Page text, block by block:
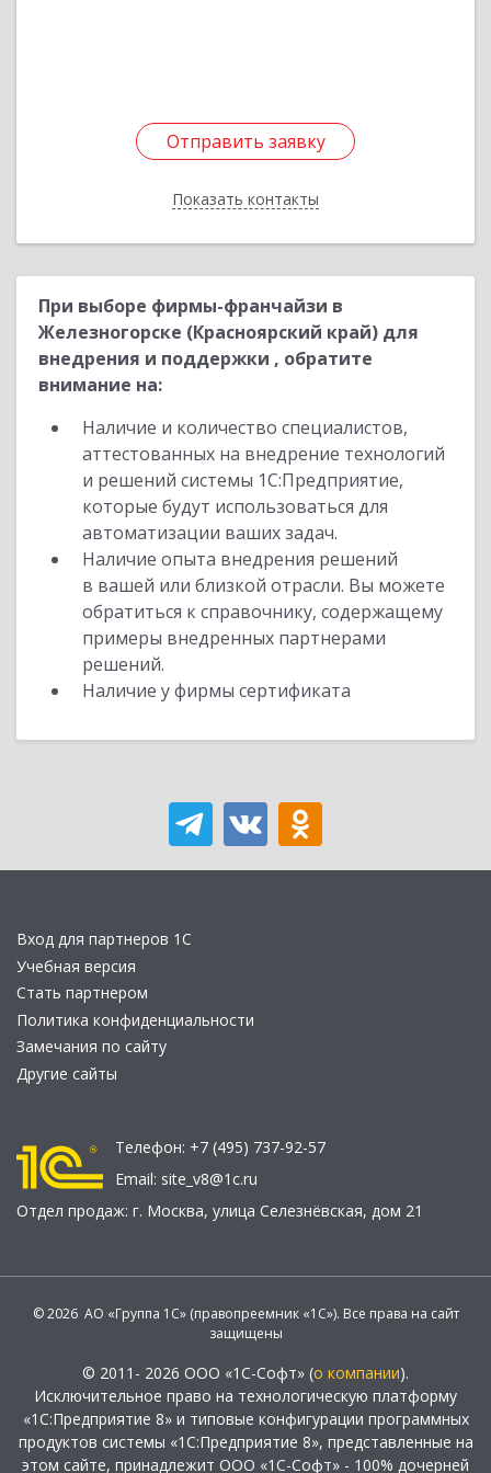
Отправить заявку
Показать контакты
Отправить заявку
Назад
При выборе фирмы-франчайзи в
Железногорске (Красноярский край) для
внедрения и поддержки , обратите
внимание на:
Наличие и количество специалистов,
аттестованных на внедрение технологий
и решений системы 1С:Предприятие,
которые будут использоваться для
автоматизации ваших задач.
Наличие опыта внедрения решений
в вашей или близкой отрасли. Вы можете
обратиться к справочнику, содержащему
примеры внедренных партнерами
решений.
Наличие у фирмы сертификата
Вход для партнеров 1С
Учебная версия
Стать партнером
Политика конфиденциальности
Замечания по сайту
Другие сайты
Телефон: +7 (495) 737-92-57
Email: site_v8@1c.ru
Отдел продаж: г. Москва, улица Селезнёвская, дом 21
© 2026 АО «Группа 1С» (правопреемник «1С»). Все права на сайт
защищены
© 2011- 2026 ООО «1С-Софт» (о компании).
Исключительное право на технологическую платформу
«1С:Предприятие 8» и типовые конфигурации программных
продуктов системы «1С:Предприятие 8», представленные на
этом сайте, принадлежит ООО «1С-Софт» - 100% дочерней